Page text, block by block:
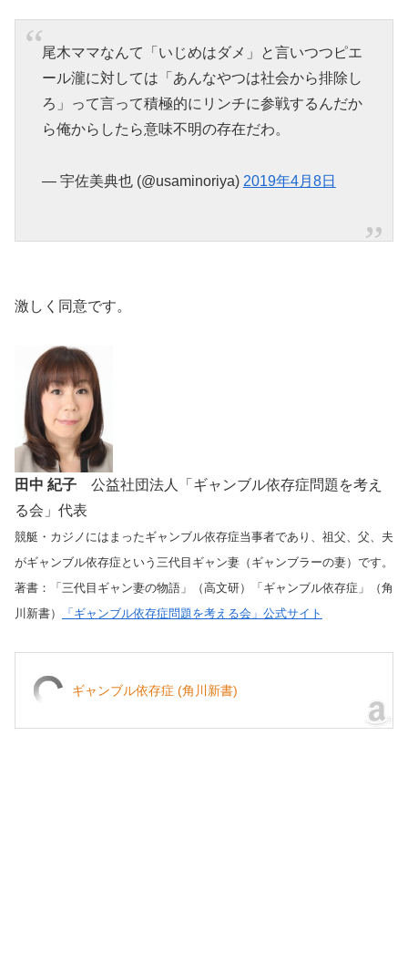
尾木ママなんて「いじめはダメ」と言いつつピエ
ール瀧に対しては「あんなやつは社会から排除し
ろ」って言って積極的にリンチに参戦するんだか
ら俺からしたら意味不明の存在だわ。
— 宇佐美典也 (@usaminoriya) 2019年4月8日
激しく同意です。
田中 紀子 公益社団法人「ギャンブル依存症問題を考え
る会」代表
競艇・カジノにはまったギャンブル依存症当事者であり、祖父、父、夫
がギャンブル依存症という三代目ギャン妻（ギャンブラーの妻）です。
著書：「三代目ギャン妻の物語」（高文研）「ギャンブル依存症」（角
川新書）
「ギャンブル依存症問題を考える会」公式サイト
ギャンブル依存症 (角川新書)